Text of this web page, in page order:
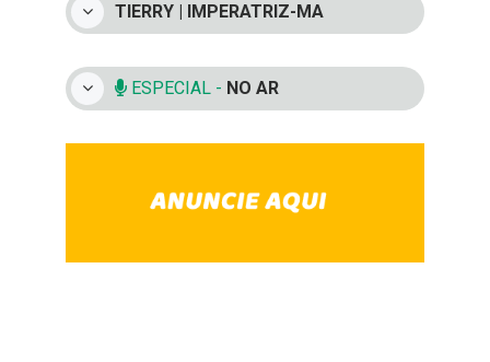
TIERRY | IMPERATRIZ-MA
ESPECIAL - NO AR